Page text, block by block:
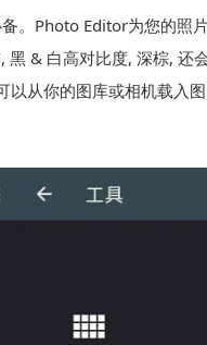
。Photo Editor为您的照
& 白高对比度, 深棕, 还
以从你的图库或相机载入